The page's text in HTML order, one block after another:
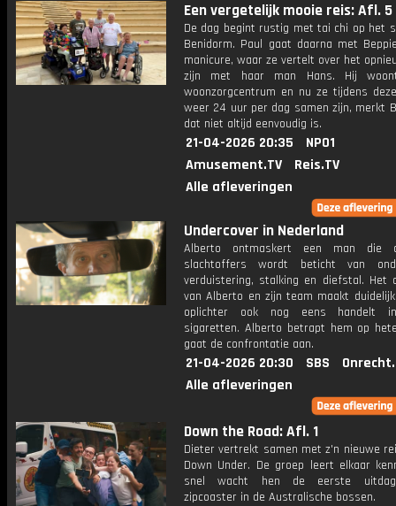
Een vergetelijk mooie reis: Afl. 5
De dag begint rustig met tai chi op het
Benidorm. Paul gaat daarna met
manicure, waar ze vertelt over het
zijn met haar man Hans. Hij
woonzorgcentrum en nu ze tijdens
weer 24 uur per dag samen zijn, merkt
dat niet altijd eenvoudig is.
21-04-2026 20:35
NPO1
Amusement.TV
Reis.TV
Alle afleveringen
Undercover in Nederland
Alberto ontmaskert een man die
slachtoffers wordt beticht van
verduistering, stalking en diefstal. Het
van Alberto en zijn team maakt
oplichter ook nog eens handelt
sigaretten. Alberto betrapt hem op
gaat de confrontatie aan.
21-04-2026 20:30 SBS
Alle afleveringen
Down the Road: Afl. 1
Dieter vertrekt samen met z'n nieuwe
Down Under. De groep leert elkaar
snel wacht hen de eerste
zipcoaster in de Australische bossen.